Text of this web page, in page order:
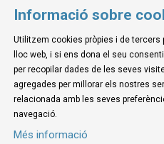
© Museu de la Mediterrània
C. d'Ullà, 27-31 | 17257 Torroella de
Tel. 972 755 180 a/e:
|
Informació sobre
Utilitzem cookies pròpies i de tercers
lloc web, i si ens dona el seu
per recopilar dades de les seves
agregades per millorar els nostres
relacionada amb les seves
navegació.
Més informació